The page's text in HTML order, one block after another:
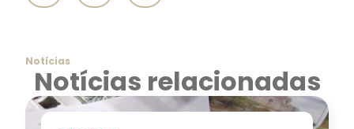
Notícias
Notícias relacionadas